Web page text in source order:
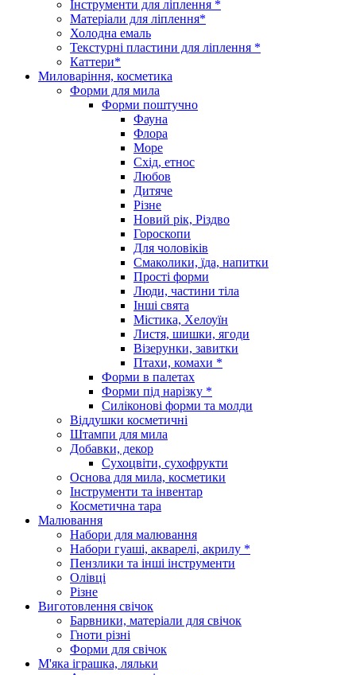
Інструменти для ліплення *
Матеріали для ліплення*
Холодна емаль
Текстурні пластини для ліплення *
Каттери*
Миловаріння, косметика
Форми для мила
Форми поштучно
Фауна
Флора
Море
Схід, етнос
Любов
Дитяче
Різне
Новий рік, Різдво
Гороскопи
Для чоловіків
Смаколики, їда, напитки
Прості форми
Люди, частини тіла
Інші свята
Містика, Хелоуїн
Листя, шишки, ягоди
Візерунки, завитки
Птахи, комахи *
Форми в палетах
Форми під нарізку *
Силіконові форми та молди
Віддушки косметичні
Штампи для мила
Добавки, декор
Сухоцвіти, сухофрукти
Основа для мила, косметики
Інструменти та інвентар
Косметична тара
Малювання
Набори для малювання
Набори гуаші, акварелі, акрилу *
Пензлики та інші інструменти
Олівці
Різне
Виготовлення свічок
Барвники, матеріали для свічок
Гноти різні
Форми для свічок
М'яка іграшка, ляльки